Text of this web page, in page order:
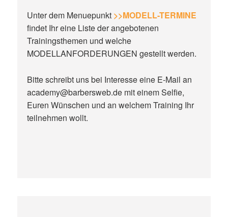
Unter dem Menuepunkt >>MODELL-TERMINE
findet Ihr eine Liste der angebotenen
Trainingsthemen und welche
MODELLANFORDERUNGEN gestellt werden.
Bitte schreibt uns bei Interesse eine E-Mail an
academy@barbersweb.de mit einem Selfie,
Euren Wünschen und an welchem Training Ihr
teilnehmen wollt.